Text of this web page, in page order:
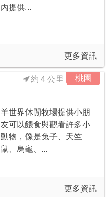
內提供...
更多資訊
桃園
約 4 公里
羊世界休閒牧場提供小朋
友可以餵食與觀看許多小
動物，像是兔子、天竺
鼠、烏龜、...
更多資訊